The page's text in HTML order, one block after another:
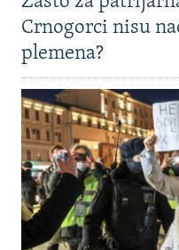
Crnogorci nisu
plemena?